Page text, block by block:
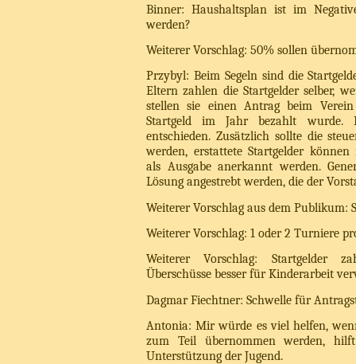
Binner: Haushaltsplan ist im
werden?
Weiterer Vorschlag: 50% sollen
Przybyl: Beim Segeln sind die
Eltern zahlen die Startgelder selber,
stellen sie einen Antrag beim
Startgeld im Jahr bezahlt
entschieden. Zusätzlich sollte die
werden, erstattete Startgelder
als Ausgabe anerkannt werden.
Lösung angestrebt werden, die der
Weiterer Vorschlag aus dem Publikum:
Weiterer Vorschlag: 1 oder 2 Turniere
Weiterer Vorschlag: Startgelder
Überschüsse besser für Kinderarbeit
Dagmar Fiechtner: Schwelle für
Antonia: Mir würde es viel helfen,
zum Teil übernommen werden,
Unterstützung der Jugend.